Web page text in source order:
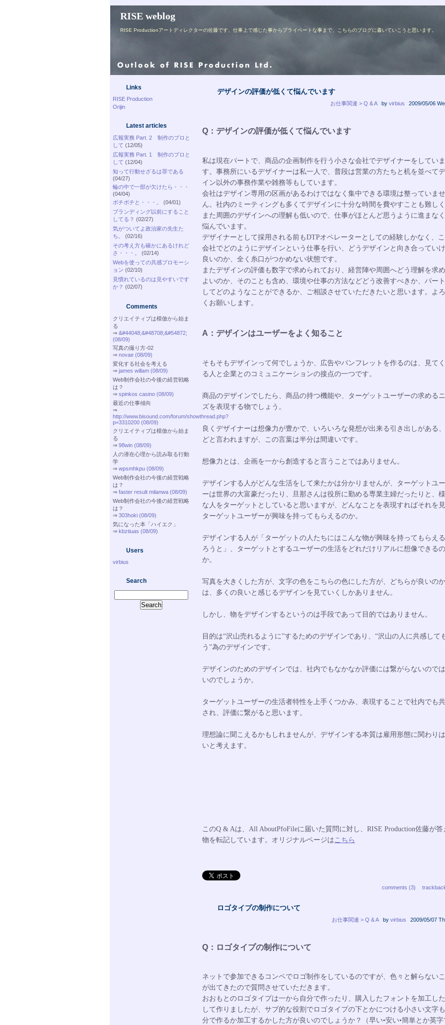
RISE weblog
RISE Productionアートディレクターの佐藤です、仕事上で感じた事からプライベートな事まで、こちらのブログに書いていこうと思います。
Links
RISE Production
Orijin
Latest articles
広報実務 Part. 2 制作のプロと
して (12/05)
広報実務 Part. 1 制作のプロと
して (12/04)
知って行動せざるは罪である
(04/27)
輪の中で一部が欠けたら・・・
(04/04)
ボチボチと・・・。
(04/01)
ブランディング以前にすること
してる？ (02/27)
気がついてよ政治家の先生た
ち。
(02/16)
その考え方も確かにあるけれど
さ・・・。
(02/14)
Webを使っての共感プロモーシ
ョン (02/10)
見慣れているのは見やすいです
か？ (02/07)
Comments
クリエイティブは模倣から始ま
る
⇒ &#44048;&#48708;&#54872;
(08/09)
写真の撮り方-02
⇒ novae (08/09)
変化する社会を考える
⇒ james willam (08/09)
Web制作会社の今後の経営戦略
は？
⇒ spinkos casino (08/09)
最近の仕事傾向
⇒
http://www.bisound.com/forum/showthread.php?
p=3310200 (08/09)
クリエイティブは模倣から始ま
る
⇒ 98win (08/09)
人の潜在心理から読み取る行動
学
⇒ wpsmhkpu (08/09)
Web制作会社の今後の経営戦略
は？
⇒ faster result milanwa (08/09)
Web制作会社の今後の経営戦略
は？
⇒ 303hoki (08/09)
気になった本「ハイエク」
⇒ kbztiuas (08/09)
Users
virbius
Search
デザインの評価が低くて悩んでいます
お仕事関連 > Q & A by virbius 2009/05/06
Q：デザインの評価が低くて悩んでいます
私は現在パートで、商品の企画制作を行う小さな会社でデザイナーをしていま
す。事務所にいるデザイナーは私一人で、普段は営業の方たちと机を並べて
イン以外の事務作業や雑務等もしています。
会社はデザイン専用の区画があるわけではなく集中できる環境は整っていませ
ん。社内のミーティングも多くてデザインに十分な時間を費やすことも難しく
また周囲のデザインへの理解も低いので、仕事がほとんど思うように進まな
悩んでいます。
デザイナーとして採用される前もDTPオペレーターとしての経験しかなく、
会社でどのようにデザインという仕事を行い、どうデザインと向き合ってい
良いのか、全く糸口がつかめない状態です。
またデザインの評価も数字で求められており、経営陣や周囲へどう理解を求
よいのか、そのことも含め、環境や仕事の方法などどう改善すべきか、パー
してどのようなことができるか、ご相談させていただきたいと思います。よ
くお願いします。
A：デザインはユーザーをよく知ること
そもそもデザインって何でしょうか、広告やパンフレットを作るのは、見て
る人と企業とのコミュニケーションの接点の一つです。
商品のデザインでしたら、商品の持つ機能や、ターゲットユーザーの求める
ズを表現する物でしょう。
良くデザイナーは想像力が豊かで、いろいろな発想が出来る引き出しがある
どと言われますが、この言葉は半分は間違いです。
想像力とは、企画を一から創造すると言うことではありません。
デザインする人がどんな生活をして来たかは分かりませんが、ターゲットユ
ーは世界の大富豪だったり、旦那さんは役所に勤める専業主婦だったりと、
な人をターゲットとしていると思いますが、どんなことを表現すればそれを
ターゲットユーザーが興味を持ってもらえるのか。
デザインする人が「ターゲットの人たちにはこんな物が興味を持ってもらえ
ろうと」、ターゲットとするユーザーの生活をどれだけリアルに想像できるの
か。
写真を大きくした方が、文字の色をこちらの色にした方が、どちらが良いのか
は、多くの良いと感じるデザインを見ていくしかありません。
しかし、物をデザインするというのは手段であって目的ではありません。
目的は“沢山売れるように”するためのデザインであり、“沢山の人に共感して
う”為のデザインです。
デザインのためのデザインでは、社内でもなかなか評価には繋がらないので
いのでしょうか。
ターゲットユーザーの生活者特性を上手くつかみ、表現することで社内でも
され、評価に繋がると思います。
理想論に聞こえるかもしれませんが、デザインする本質は雇用形態に関わり
いと考えます。
このQ & Aは、All AboutPfoFileに届いた質問に対し、RISE Production佐藤が答
物を転記しています。オリジナルページは こちら
comments (3)
ロゴタイプの制作について
お仕事関連 > Q & A by virbius 2009/05/07
Q：ロゴタイプの制作について
ネットで参加できるコンペでロゴ制作をしているのですが、色々と解らない
が出てきたので質問させていただきます。
おおもとのロゴタイプは一から自分で作ったり、購入したフォントを加工し
して作りましたが、サブ的な役割でロゴタイプの下とかにつける小さい文字
分で作るか加工するかした方が良いのでしょうか？（早い•安い•簡単とか英字